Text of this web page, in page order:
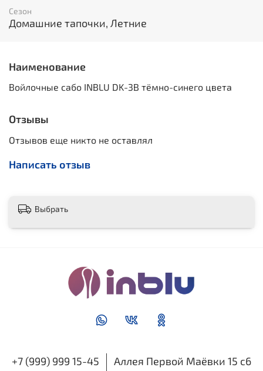
Сезон
Домашние тапочки, Летние
Наименование
Войлочные сабо INBLU DK-3B тёмно-синего цвета
Отзывы
Отзывов еще никто не оставлял
Написать отзыв
Выбрать
+7 (999) 999 15-45 Аллея Первой Маёвки 15 с6